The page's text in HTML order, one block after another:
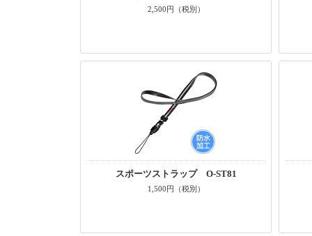
2,500円（税別）
スポーツストラップ O-ST81
1,500円（税別）